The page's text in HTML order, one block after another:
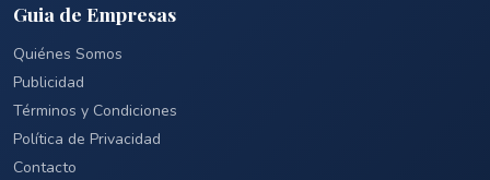
Guia de Empresas
Quiénes Somos
Publicidad
Términos y Condiciones
Política de Privacidad
Contacto